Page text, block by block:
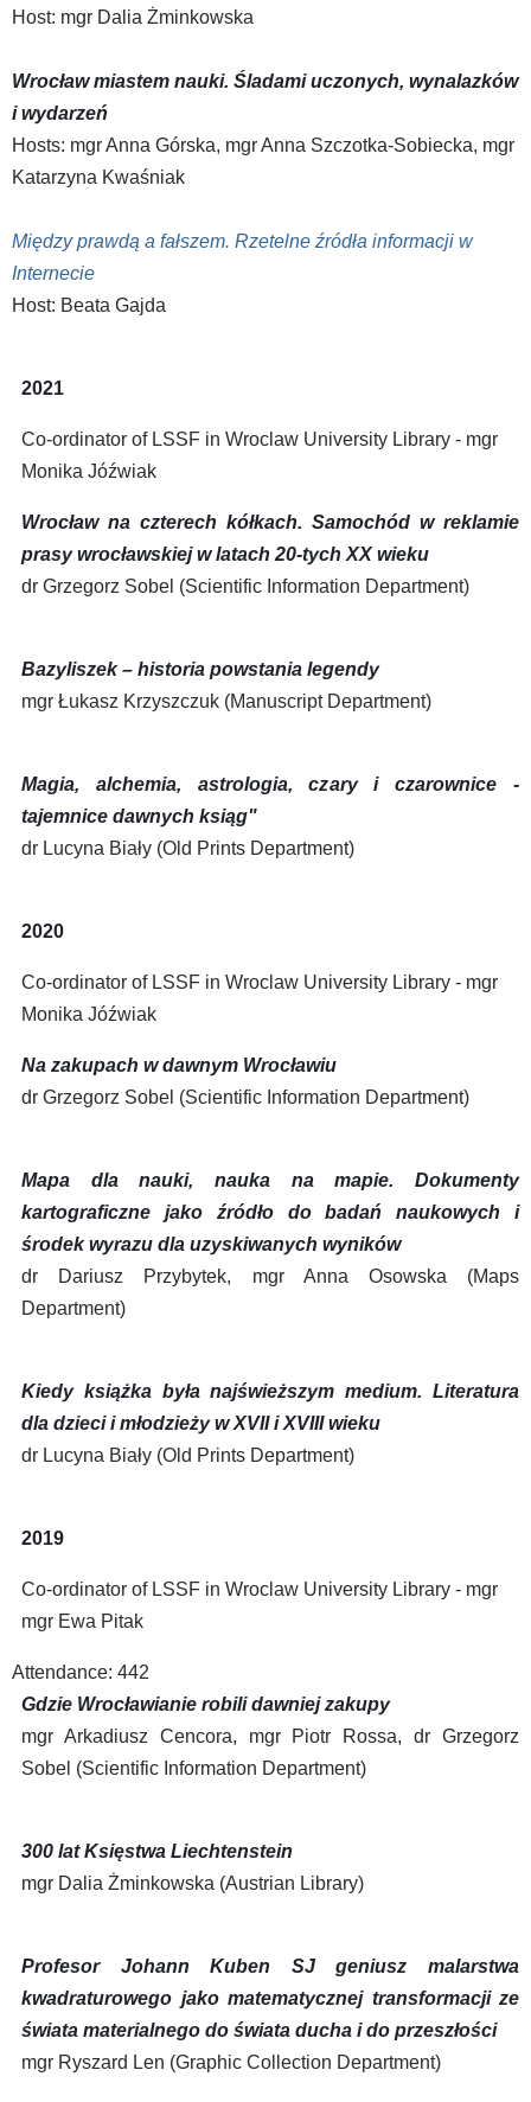
Host: mgr Dalia Żminkowska
Wrocław miastem nauki. Śladami uczonych, wynalazków
i wydarzeń
Hosts: mgr Anna Górska, mgr Anna Szczotka-Sobiecka, mgr
Katarzyna Kwaśniak
Między prawdą a fałszem. Rzetelne źródła informacji w
Internecie
Host: Beata Gajda
2021
Co-ordinator of LSSF in Wroclaw University Library - mgr
Monika Jóźwiak
Wrocław na czterech kółkach. Samochód w reklamie
prasy wrocławskiej w latach 20-tych XX wieku
dr Grzegorz Sobel (Scientific Information Department)
Bazyliszek – historia powstania legendy
mgr Łukasz Krzyszczuk (Manuscript Department)
Magia, alchemia, astrologia, czary i czarownice -
tajemnice dawnych ksiąg"
dr Lucyna Biały (Old Prints Department)
2020
Co-ordinator of LSSF in Wroclaw University Library - mgr
Monika Jóźwiak
Na zakupach w dawnym Wrocławiu
dr Grzegorz Sobel (Scientific Information Department)
Mapa dla nauki, nauka na mapie. Dokumenty
kartograficzne jako źródło do badań naukowych i
środek wyrazu dla uzyskiwanych wyników
dr Dariusz Przybytek, mgr Anna Osowska (Maps
Department)
Kiedy książka była najświeższym medium. Literatura
dla dzieci i młodzieży w XVII i XVIII wieku
dr Lucyna Biały (Old Prints Department)
2019
Co-ordinator of LSSF in Wroclaw University Library - mgr
mgr Ewa Pitak
Attendance: 442
Gdzie Wrocławianie robili dawniej zakupy
mgr Arkadiusz Cencora, mgr Piotr Rossa, dr Grzegorz
Sobel (Scientific Information Department)
300 lat Księstwa Liechtenstein
mgr Dalia Żminkowska (Austrian Library)
Profesor Johann Kuben SJ geniusz malarstwa
kwadraturowego jako matematycznej transformacji ze
świata materialnego do świata ducha i do przeszłości
mgr Ryszard Len (Graphic Collection Department)